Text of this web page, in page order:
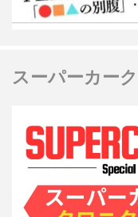
スーパーカー